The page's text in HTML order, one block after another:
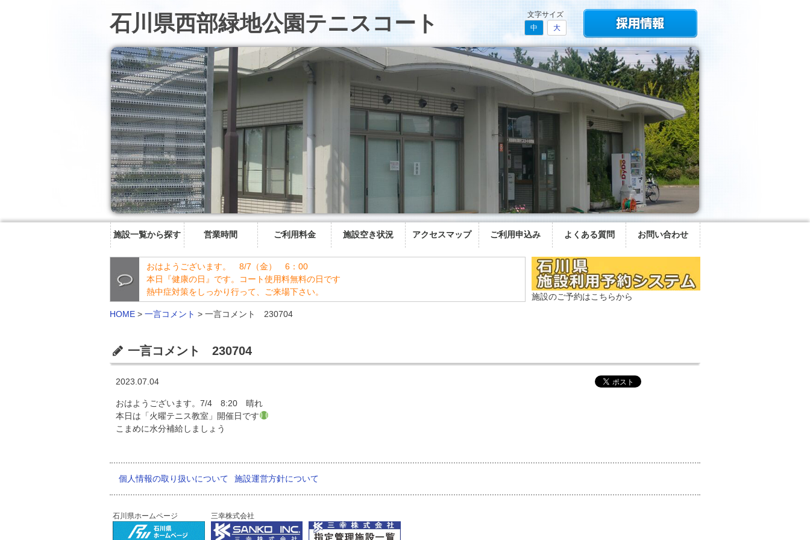
石川県西部緑地公園テニスコート
文字サイズ
中
大
施設一覧から探す 営業時間 ご利用料金 施設空き状況 アクセスマップ ご利用申込み よくある質問 お問い合わせ
おはようございます。 8/7（金） 6：00
本日『健康の日』です。コート使用料無料の日です
熱中症対策をしっかり行って、ご来場下さい。
HOME > 一言コメント > 一言コメント 230704
施設のご予約はこちらから
一言コメント 230704
2023.07.04
おはようございます。7/4 8:20 晴れ
本日は「火曜テニス教室」開催日です
こまめに水分補給しましょう
個人情報の取り扱いについて 施設運営方針について
石川県ホームページ 三幸株式会社